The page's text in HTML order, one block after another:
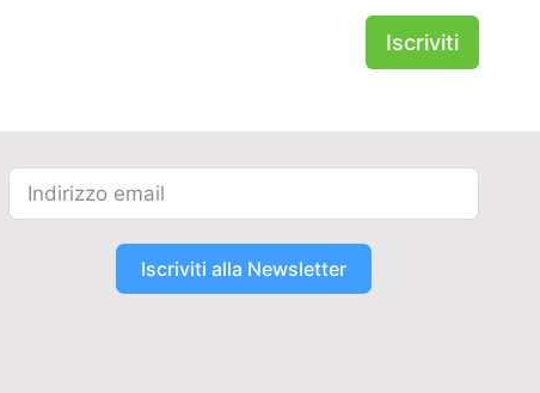
Iscriviti
Iscriviti alla Newsletter